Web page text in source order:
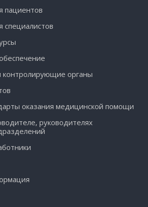
пациентов
органы
оказания медицинской помощи
руководителях